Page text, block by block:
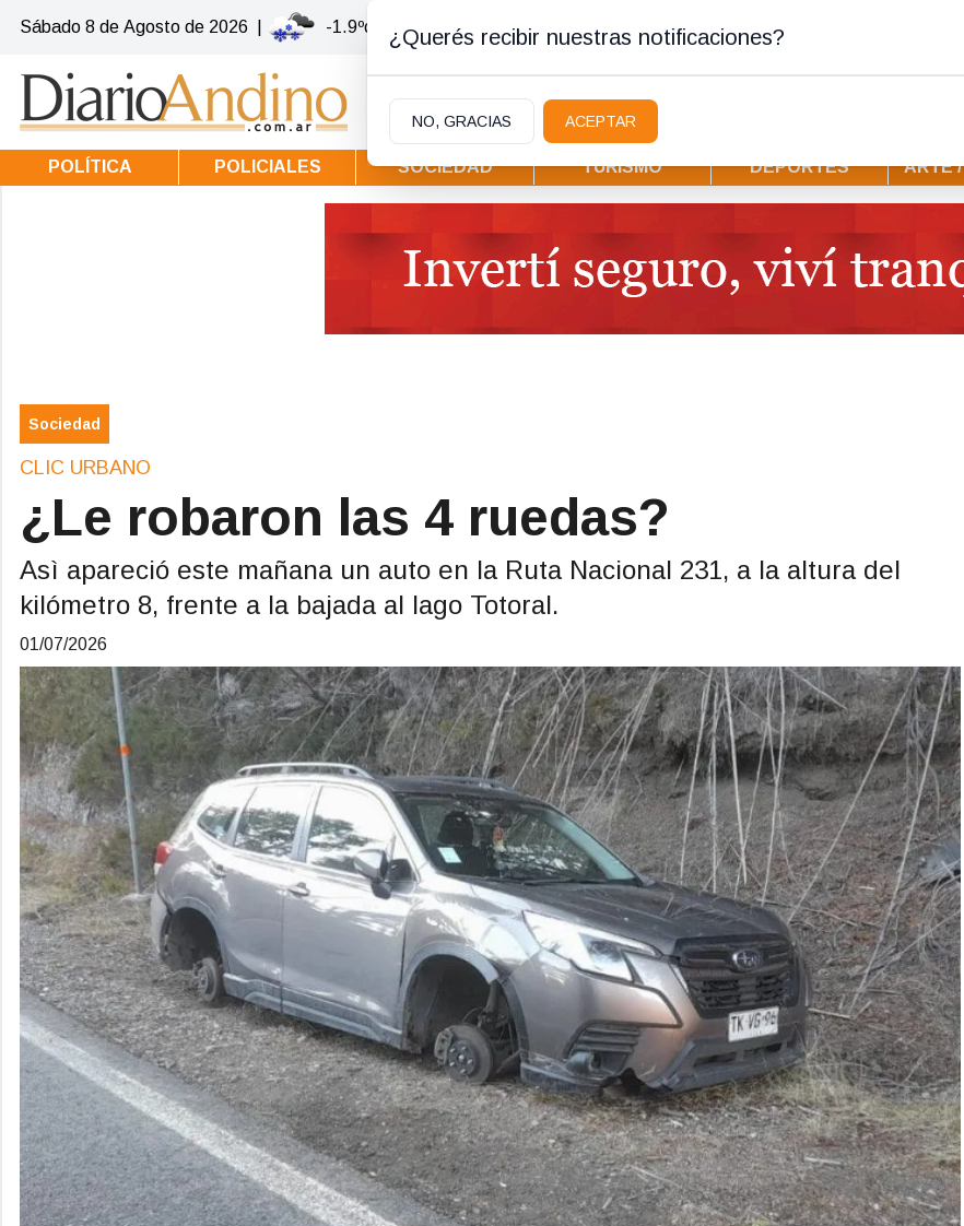
Sábado 8 de Agosto de 2026 -1.9ºc | Villa la Angostura
POLÍTICA POLICIALES SOCIEDAD TURISMO DEPORTES ARTE
Sociedad
CLIC URBANO
¿Le robaron las 4 ruedas?
Asì apareció este mañana un auto en la Ruta Nacional 231, a la altura del
kilómetro 8, frente a la bajada al lago Totoral.
01/07/2026
¿Querés recibir nuestras notificaciones?
NO, GRACIAS ACEPTAR